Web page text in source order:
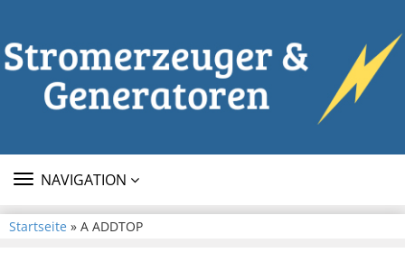
TOGGLE
NAVIGATION
Startseite » A ADDTOP